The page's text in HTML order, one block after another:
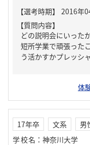
【質問内容】
どの説明会にいった
短所学業で頑張った
う活かすかプレッシ
体
17年卒 文系
男
学校名 ： 神奈川大学